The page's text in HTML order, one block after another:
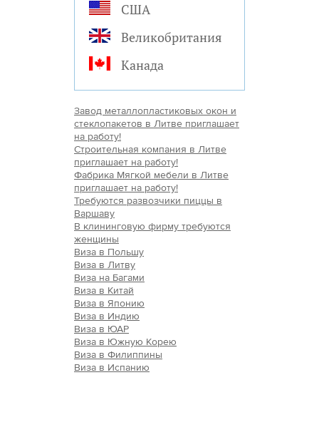
США
Великобритания
Канада
Завод металлопластиковых окон и
стеклопакетов в Литве приглашает
на работу!
Строительная компания в Литве
приглашает на работу!
Фабрика Мягкой мебели в Литве
приглашает на работу!
Требуются развозчики пиццы в
Варшаву
В клининговую фирму требуются
женщины
Виза в Польшу
Виза в Литву
Виза на Багами
Виза в Китай
Виза в Японию
Виза в Индию
Виза в ЮАР
Виза в Южную Корею
Виза в Филиппины
Виза в Испанию